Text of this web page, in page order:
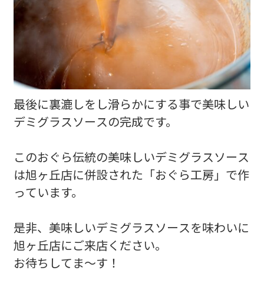
最後に裏漉しをし滑らかにする事で美味しい
デミグラスソースの完成です。
このおぐら伝統の美味しいデミグラスソース
は旭ヶ丘店に併設された「おぐら工房」で作
っています。
是非、美味しいデミグラスソースを味わいに
旭ヶ丘店にご来店ください。
お待ちしてま～す！